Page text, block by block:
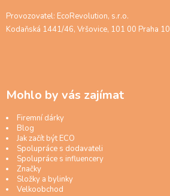
Provozovatel: EcoRevolution, s.r.o.
Kodaňská 1441/46, Vršovice, 101 00 Praha 10
Mohlo by vás zajímat
Firemní dárky
Blog
Jak začít být ECO
Spolupráce s dodavateli
Spolupráce s influencery
Značky
Složky a bylinky
Velkoobchod